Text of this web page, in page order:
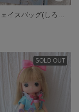
SOLD OUT